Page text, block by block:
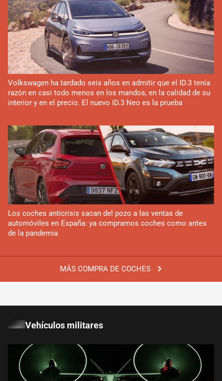
MÁS COMPRA DE COCHES
Volkswagen ha tardado seis años en admitir que el ID.3 tenía
razón en casi todo menos en los mandos, en la calidad de su
interior y en el precio. El nuevo ID.3 Neo es la prueba
Los coches anticrisis sacan del pozo a las ventas de
automóviles en España: ya compramos coches como antes
de la pandemia
Vehículos militares